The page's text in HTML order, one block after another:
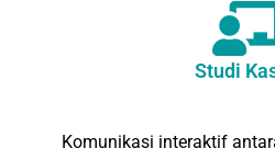
Studi
Komunikasi interaktif